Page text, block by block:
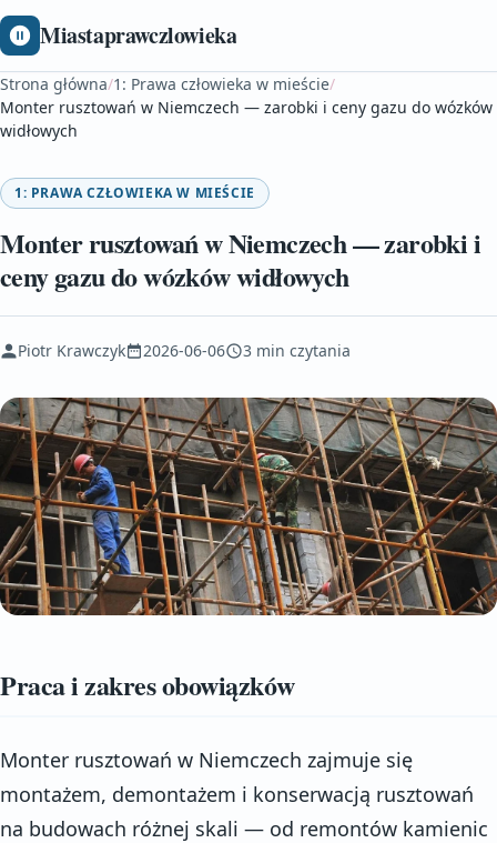
Miastaprawczlowieka
Strona główna/1: Prawa człowieka w mieście/
Monter rusztowań w Niemczech — zarobki i ceny gazu do wózków
widłowych
1: PRAWA CZŁOWIEKA W MIEŚCIE
Monter rusztowań w Niemczech — zarobki i
ceny gazu do wózków widłowych
Piotr Krawczyk 2026-06-06 3 min czytania
Praca i zakres obowiązków
Monter rusztowań w Niemczech zajmuje się
montażem, demontażem i konserwacją rusztowań
na budowach różnej skali — od remontów kamienic